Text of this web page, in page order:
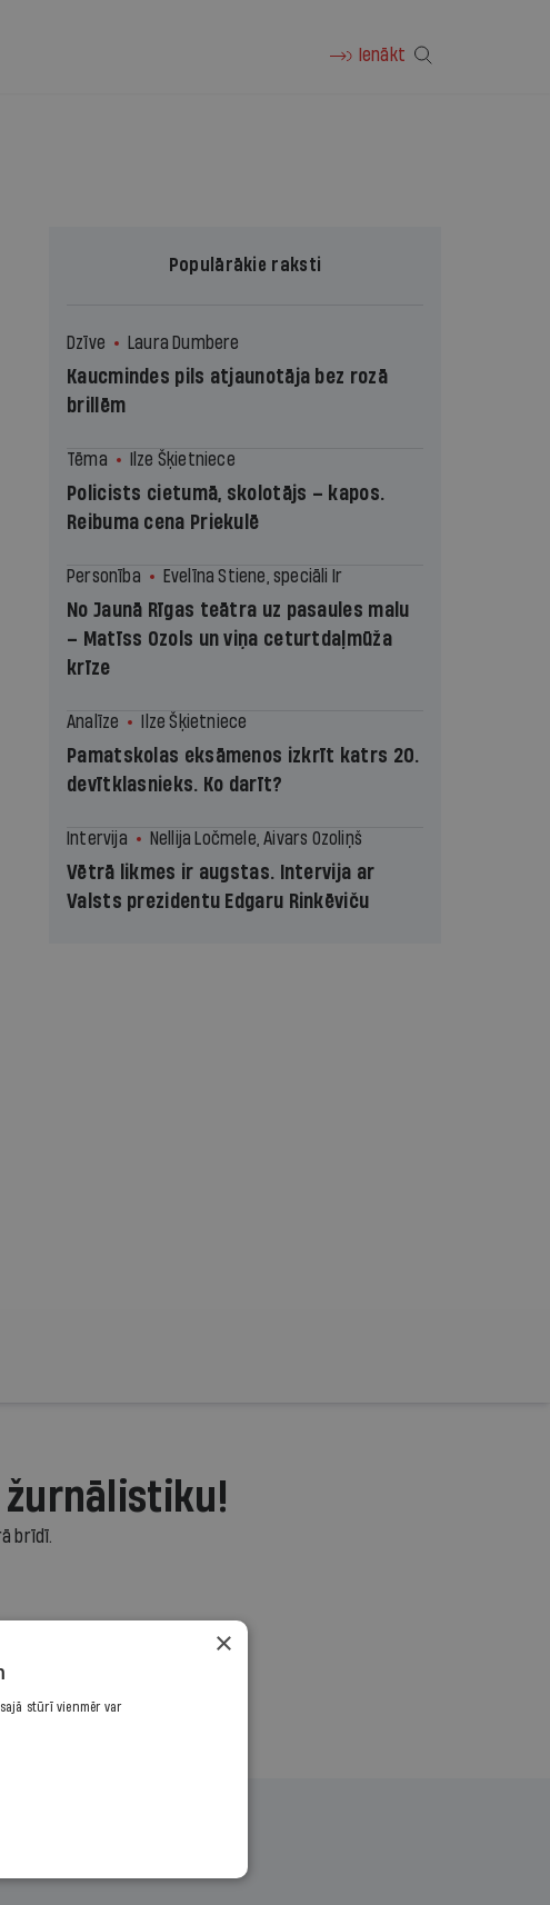
Ienākt
Populārākie raksti
Dzīve Laura Dumbere
Kaucmindes pils atjaunotāja bez rozā
brillēm
Tēma Ilze Šķietniece
Policists cietumā, skolotājs – kapos.
Reibuma cena Priekulē
Personība Evelīna Stiene, speciāli Ir
No Jaunā Rīgas teātra uz pasaules malu
– Matīss Ozols un viņa ceturtdaļmūža
krīze
Analīze Ilze Šķietniece
Pamatskolas eksāmenos izkrīt katrs 20.
devītklasnieks. Ko darīt?
Intervija Nellija Ločmele, Aivars Ozoliņš
Vētrā likmes ir augstas. Intervija ar
Valsts prezidentu Edgaru Rinkēviču
brīdī.
×
stūrī vienmēr var